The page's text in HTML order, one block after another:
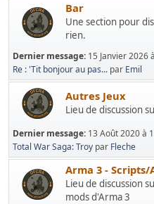
Bar
Une section pour
rien.
Dernier message: 15 Janvier 2026
Re : 'Tit bonjour au pas... par Emil
Autres Jeux
Lieu de discussion
Dernier message: 13 Août 2020 à
Total War Saga: Troy par Fleche
Arma 3 - Scripts/
Lieu de discussion
mods d'Arma 3